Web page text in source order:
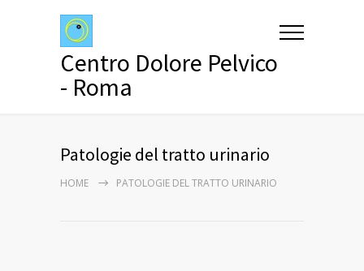
Centro Dolore Pelvico
- Roma
Patologie del tratto urinario
HOME PATOLOGIE DEL TRATTO URINARIO